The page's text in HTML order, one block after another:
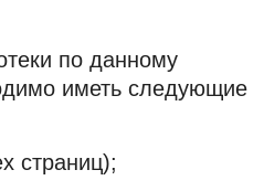
по данному
иметь следующие
страниц);